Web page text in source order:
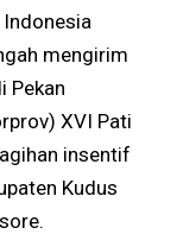
Indonesia
mengirim
Pekan
XVI Pati
insentif
Kudus